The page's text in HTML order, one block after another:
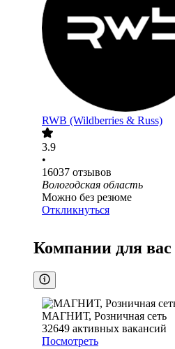
RWB (Wildberries & Russ)
3.9
•
16037 отзывов
Вологодская область
Можно без резюме
Откликнуться
Компании для вас
МАГНИТ, Розничная сеть
32649 активных вакансий
Посмотреть